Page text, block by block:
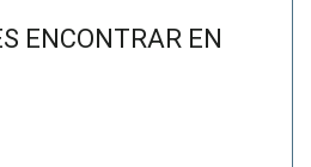
ENCONTRAR EN